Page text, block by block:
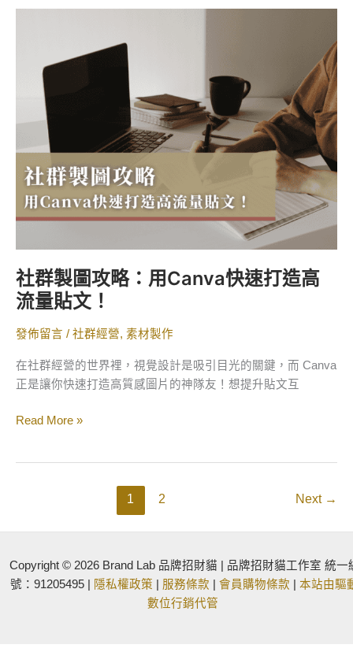
社群製圖攻略：用Canva快速打造高
流量貼文！
發佈留言 / 社群經營, 素材製作
在社群經營的世界裡，視覺設計是吸引目光的關鍵，而 Canva
正是讓你快速打造高質感圖片的神隊友！想提升貼文互
Canva
快
速
打
造
量
貼
Read More »
1 2 Next →
Copyright © 2026 Brand Lab 品牌招財貓 | 品牌招財貓工作室 統一
號：91205495 |
隱私權政策 服務條款 會員購物條款
本站由驅
數位行銷代管